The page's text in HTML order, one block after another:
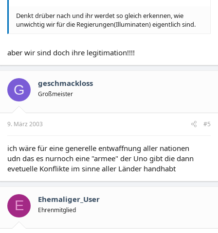
Denkt drüber nach und ihr werdet so gleich erkennen, wie
unwichtig wir für die Regierungen(Illuminaten) eigentlich sind.
aber wir sind doch ihre legitimation!!!!
G geschmackloss
Großmeister
9. März 2003 #5
ich wäre für eine generelle entwaffnung aller nationen
udn das es nurnoch eine "armee" der Uno gibt die dann
evetuelle Konflikte im sinne aller Länder handhabt
E Ehemaliger_User
Ehrenmitglied